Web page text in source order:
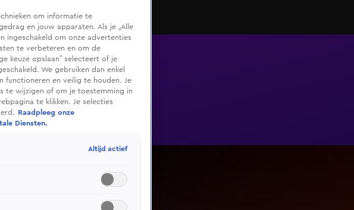
om informatie te
en jouw apparaten. Als je „Alle
ingeschakeld om onze advertenties
te verbeteren en om de
keuze opslaan” selecteert of je
We gebruiken dan enkel
functioneren en veilig te houden. Je
te wijzigen of om je toestemming in
te klikken. Je selecties
Raadpleeg onze
Diensten.
Altijd actief